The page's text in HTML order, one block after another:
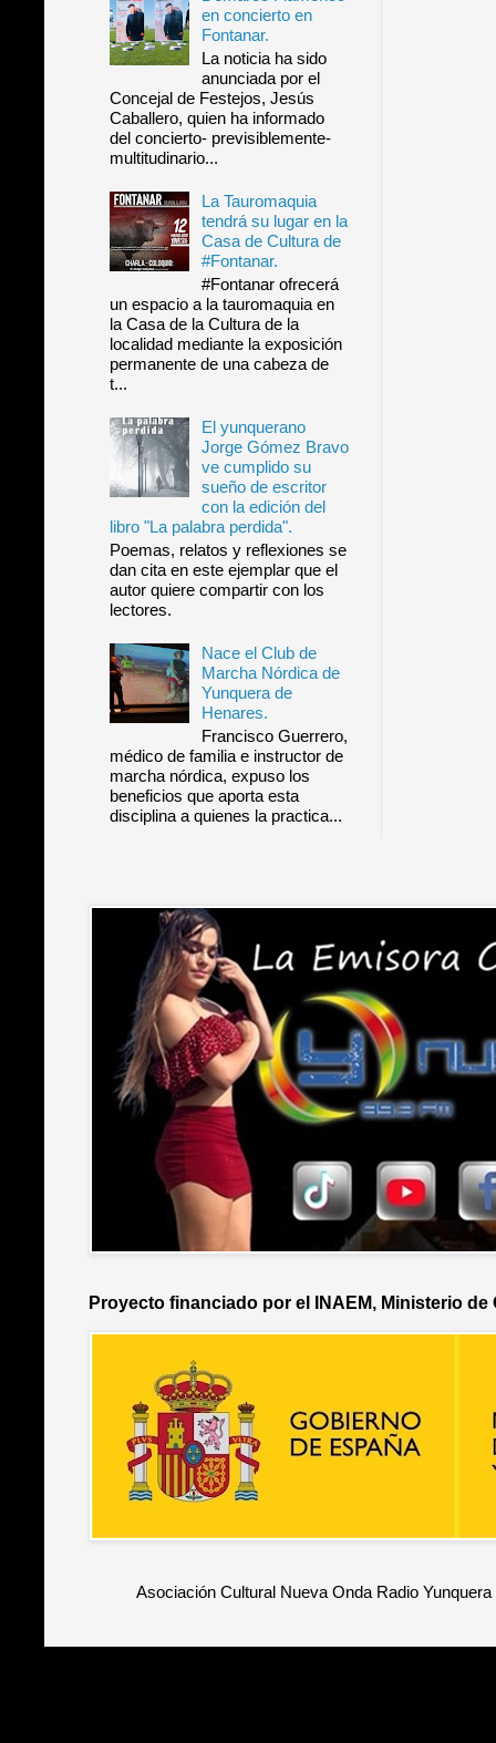
en concierto en
Fontanar.
La noticia ha sido
anunciada por el
Concejal de Festejos, Jesús
Caballero, quien ha informado
del concierto- previsiblemente-
multitudinario...
La Tauromaquia
tendrá su lugar en la
Casa de Cultura de
#Fontanar.
#Fontanar ofrecerá
un espacio a la tauromaquia en
la Casa de la Cultura de la
localidad mediante la exposición
permanente de una cabeza de
t...
El yunquerano
Jorge Gómez Bravo
ve cumplido su
sueño de escritor
con la edición del
libro "La palabra perdida".
Poemas, relatos y reflexiones se
dan cita en este ejemplar que el
autor quiere compartir con los
lectores.
Nace el Club de
Marcha Nórdica de
Yunquera de
Henares.
Francisco Guerrero,
médico de familia e instructor de
marcha nórdica, expuso los
beneficios que aporta esta
disciplina a quienes la practica...
Proyecto financiado por el INAEM, Ministerio de
Asociación Cultural Nueva Onda Radio